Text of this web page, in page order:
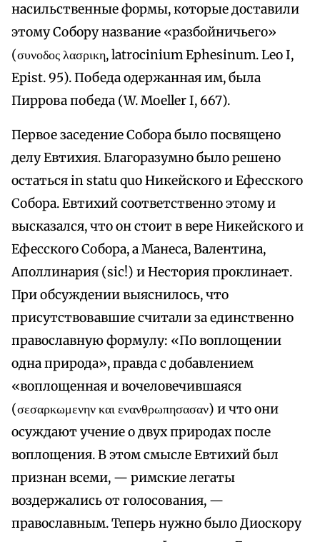
насильственные формы, которые доставили
этому Собору название «разбойничьего»
(συνοδος λασρικη, latrocinium Ephesinum. Leo I,
Epist. 95). Победа одержанная им, была
Пиррова победа (W. Moeller I, 667).
Первое заседение Собора было посвящено
делу Евтихия. Благоразумно было решено
остаться in statu quo Никейского и Ефесского
Собора. Евтихий соответственно этому и
высказался, что он стоит в вере Никейского и
Ефесского Собора, а Манеса, Валентина,
Аполлинария (sic!) и Нестория проклинает.
При обсуждении выяснилось, что
присутствовавшие считали за единственно
православную формулу: «По воплощении
одна природа», правда с добавлением
«воплощенная и вочеловечившаяся
(σεσαρκωμενην και ενανθρωπησασαν) и что они
осуждают учение о двух природах после
воплощения. В этом смысле Евтихий был
признан всеми, — римские легаты
воздержались от голосования, —
православным. Теперь нужно было Диоскору